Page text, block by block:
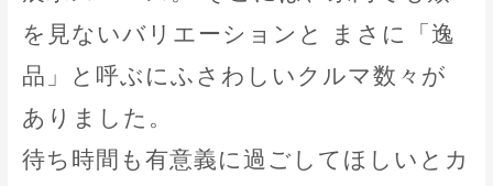
を見ないバリエーションと まさに「逸
品」と呼ぶにふさわしいクルマ数々が
ありました。
待ち時間も有意義に過ごしてほしいとカ